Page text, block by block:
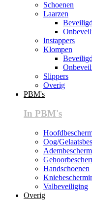
Schoenen
Laarzen
Beveiligd
Instappers
Klompen
Beveiligd
Slippers
Overig
PBM's
In PBM's
Oog/
Handschoenen
Valbeveiliging
Overig